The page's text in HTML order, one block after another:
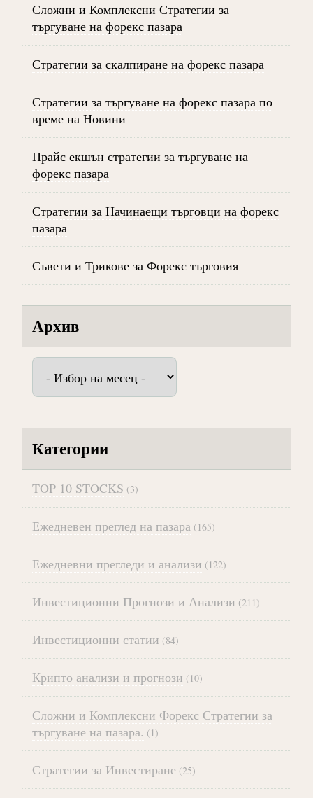
Сложни и Комплексни Стратегии за
търгуване на форекс пазара
Стратегии за скалпиране на форекс пазара
Стратегии за търгуване на форекс пазара по
време на Новини
Прайс екшън стратегии за търгуване на
форекс пазара
Стратегии за Начинаещи търговци на форекс
пазара
Съвети и Трикове за Форекс търговия
Архив
Архив
Категории
TOP 10 STOCKS (3)
Ежедневен преглед на пазара (165)
Ежедневни прегледи и анализи (122)
Инвестиционни Прогнози и Анализи (211)
Инвестиционни статии (84)
Крипто анализи и прогнози (10)
Сложни и Комплексни Форекс Стратегии за
търгуване на пазара. (1)
Стратегии за Инвестиране (25)